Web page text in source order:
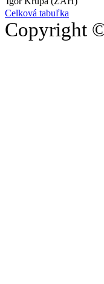
Celková tabuľka
Copyright